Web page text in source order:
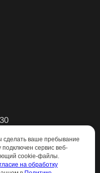
сделать ваше пребывание
сервис веб-
cookie-файлы.
на обработку